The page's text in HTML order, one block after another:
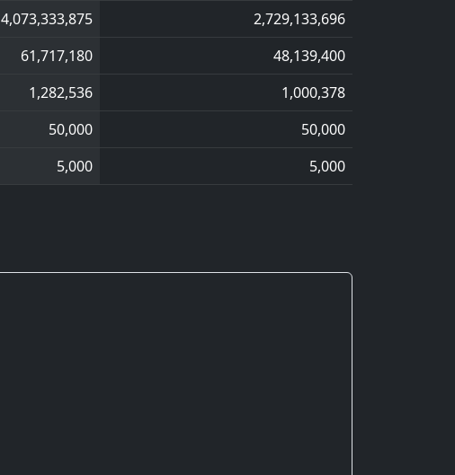
4,073,333,875
2,729,133,696
61,717,180
48,139,400
1,282,536
1,000,378
50,000
50,000
5,000 5,000